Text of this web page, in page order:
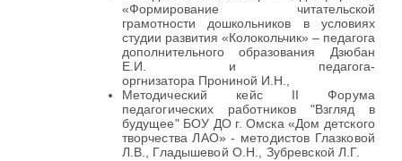
«Формирование читательской
грамотности дошкольников в условиях
студии развития «Колокольчик» – педагога
дополнительного образования Дзюбан
Е.И. и педагога-
оргнизатора Прониной И.Н.,
Методический кейс II Форума
педагогических работников "Взгляд в
будущее" БОУ ДО г. Омска «Дом детского
творчества ЛАО» - методистов Глазковой
Л.В., Гладышевой О.Н., Зубревской Л.Г.